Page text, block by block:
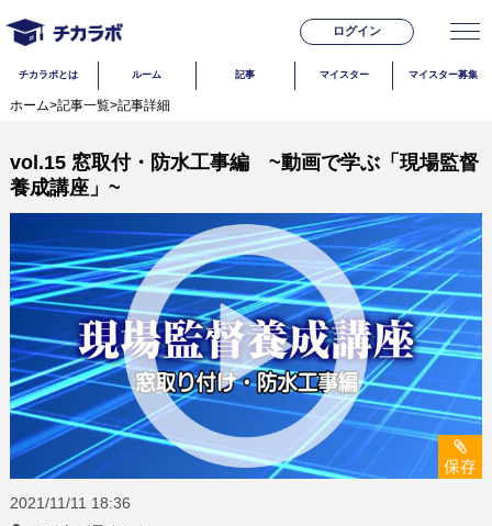
ログイン
チカラボとは ルーム 記事 マイスター マイスター募集
ホーム>記事一覧>記事詳細
vol.15 窓取付・防水工事編 ~動画で学ぶ「現場監督
養成講座」~
保存
2021/11/11 18:36